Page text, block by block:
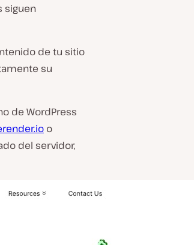
siguen
de tu sitio
su
de WordPress
o
del servidor,